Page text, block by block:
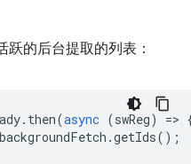
跃的后台提取的列表：
. then(async (swReg) =>
backgroundFetch .getIds();